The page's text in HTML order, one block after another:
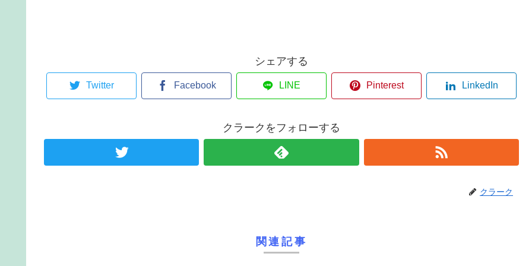
シェアする
Twitter Facebook LINE Pinterest LinkedIn
クラークをフォローする
クラーク
関連記事